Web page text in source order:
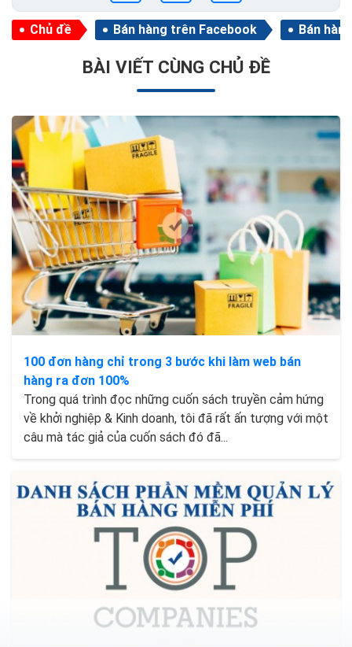
Chủ đề Bán hàng trên Facebook Bán
BÀI VIẾT CÙNG CHỦ ĐỀ
100 đơn hàng chỉ trong 3 bước khi làm web bán
hàng ra đơn 100%
Trong quá trình đọc những cuốn sách truyền cảm hứng
về khởi nghiệp & Kinh doanh, tôi đã rất ấn tượng với một
câu mà tác giả của cuốn sách đó đã...